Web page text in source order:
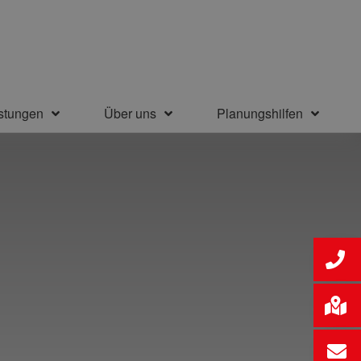
Über uns Planungshilfen